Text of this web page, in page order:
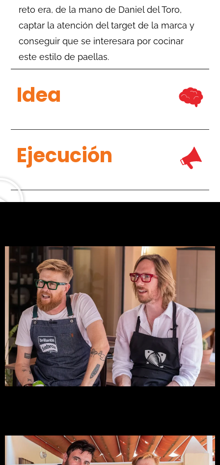
reto era, de la mano de Daniel del Toro,
captar la atención del target de la marca y
conseguir que se interesara por cocinar
este estilo de paellas.
Idea
Ejecución